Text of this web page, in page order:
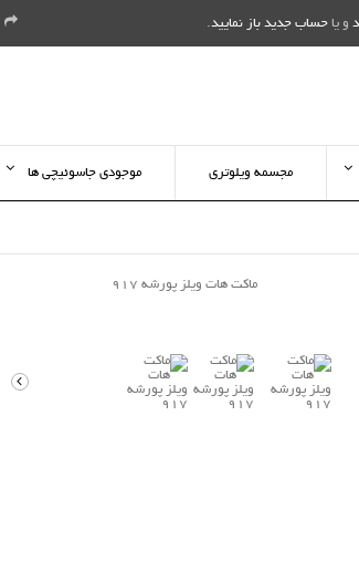
و یا حساب جدید باز نمایید.
مجسمه ویلوتری موجودی جاسوئیچی ها